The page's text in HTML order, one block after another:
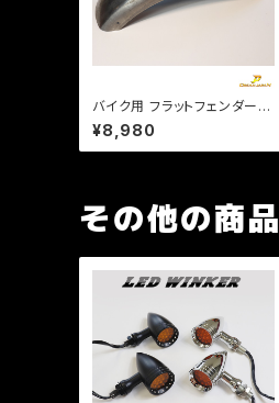
バイク用 フラットフェンダー
長さ560mm 幅150mm 汎用
タイプ 溶接、加工用 素地。ス
チール製 b370
¥8,980
その他の商品